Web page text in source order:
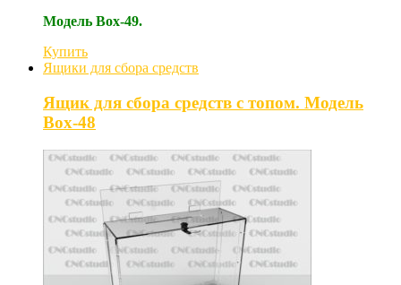
Модель Box-49.
Купить
Ящики для сбора средств
Ящик для сбора средств с топом. Модель
Box-48